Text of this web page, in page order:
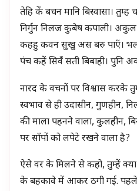
तेहि कें बचन मानि बिस्वासा। तुम्ह
निर्गुन निलज कुबेष कपाली।
कहहु कवन सुखु अस बरु पाएँ। भल
पंच कहें सिवँ सती बिबाही। पुनि
नारद के वचनों पर विश्वास करके
स्वभाव से ही उदासीन, गुणहीन,
की माला पहनने वाला, कुलहीन,
पर साँपों को लपेटे रखने वाला है?
ऐसे वर के मिलने से कहो, तुम्हें
के बहकावे में आकर ठगी गईं.